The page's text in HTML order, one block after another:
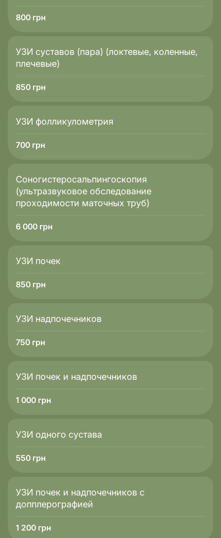
800 грн
УЗИ суставов (пара) (локтевые, коленные,
плечевые)
850 грн
УЗИ фолликулометрия
700 грн
Соногистеросальпингоскопия
(ультразвуковое обследование
проходимости маточных труб)
6 000 грн
УЗИ почек
850 грн
УЗИ надпочечников
750 грн
УЗИ почек и надпочечников
1 000 грн
УЗИ одного сустава
550 грн
УЗИ почек и надпочечников с
допплерографией
1 200 грн